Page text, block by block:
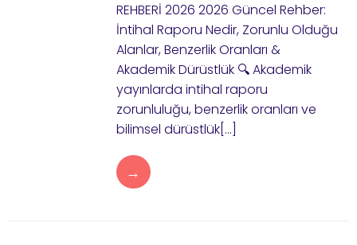
REHBERİ 2026 2026 Güncel Rehber:
İntihal Raporu Nedir, Zorunlu Olduğu
Alanlar, Benzerlik Oranları &
Akademik Dürüstlük 🔍 Akademik
yayınlarda intihal raporu
zorunluluğu, benzerlik oranları ve
bilimsel dürüstlük[…]
→